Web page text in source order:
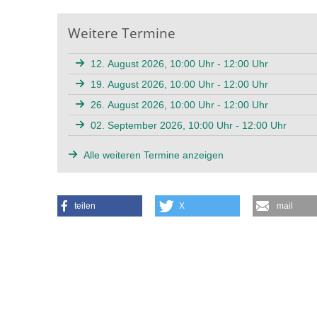
Weitere Termine
12. August 2026, 10:00 Uhr - 12:00 Uhr
19. August 2026, 10:00 Uhr - 12:00 Uhr
26. August 2026, 10:00 Uhr - 12:00 Uhr
02. September 2026, 10:00 Uhr - 12:00 Uhr
Alle weiteren Termine anzeigen
teilen X mail